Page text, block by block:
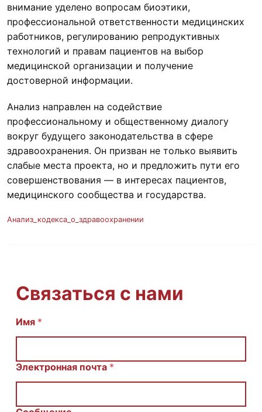
внимание уделено вопросам биоэтики,
профессиональной ответственности медицинских
работников, регулированию репродуктивных
технологий и правам пациентов на выбор
медицинской организации и получение
достоверной информации.
Анализ направлен на содействие
профессиональному и общественному диалогу
вокруг будущего законодательства в сфере
здравоохранения. Он призван не только выявить
слабые места проекта, но и предложить пути его
совершенствования — в интересах пациентов,
медицинского сообщества и государства.
Анализ_кодекса_о_здравоохранении
Связаться с нами
С
щ
Имя *
Электронная почта *